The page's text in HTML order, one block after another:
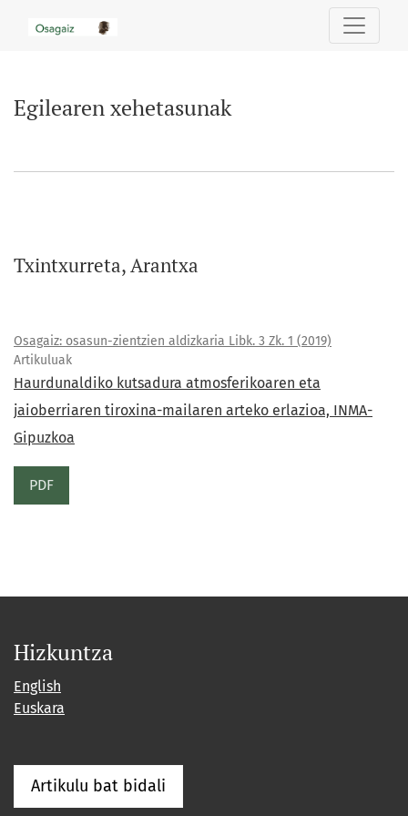
Egilearen xehetasunak
Txintxurreta, Arantxa
Osagaiz: osasun-zientzien aldizkaria Libk. 3 Zk. 1 (2019)
Artikuluak
Haurdunaldiko kutsadura atmosferikoaren eta
jaioberriaren tiroxina-mailaren arteko erlazioa, INMA-
Gipuzkoa
PDF
Hizkuntza
English
Euskara
Artikulu bat bidali